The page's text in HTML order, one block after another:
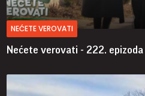
NEĆETE VEROVATI
Nećete verovati - 222. epizoda